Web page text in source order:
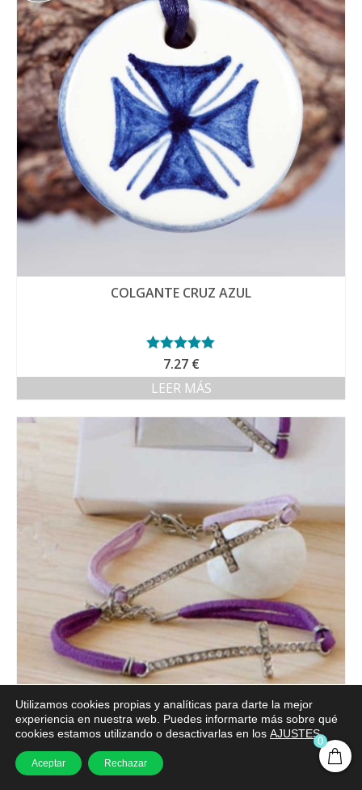
COLGANTE CRUZ AZUL
Valorado con
5.00de 5
7.27 €
LEER MÁS
PULSERA CRUZ STRASS
0
Utilizamos cookies propias y analíticas para darte la mejor
experiencia en nuestra web. Puedes informarte más sobre qué
cookies estamos utilizando o desactivarlas en los AJUSTES.
Aceptar Rechazar